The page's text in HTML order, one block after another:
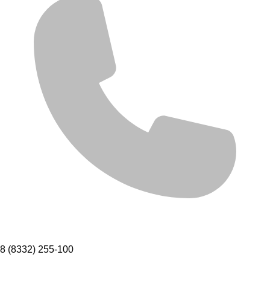
8 (8332) 255-100